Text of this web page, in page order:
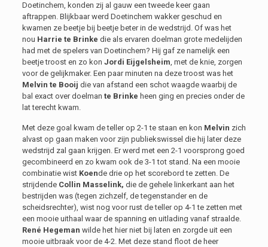
Doetinchem, konden zij al gauw een tweede keer gaan
aftrappen. Blijkbaar werd Doetinchem wakker geschud en
kwamen ze beetje bij beetje beter in de wedstrijd. Of was het
nou Harrie te Brinke die als ervaren doelman grote medelijden
had met de spelers van Doetinchem? Hij gaf ze namelijk een
beetje troost en zo kon Jordi Eijgelsheim, met de knie, zorgen
voor de gelijkmaker. Een paar minuten na deze troost was het
Melvin te Booij die van afstand een schot waagde waarbij de
bal exact over doelman te Brinke heen ging en precies onder de
lat terecht kwam.
Met deze goal kwam de teller op 2-1 te staan en kon Melvin zich
alvast op gaan maken voor zijn publiekswissel die hij later deze
wedstrijd zal gaan krijgen. Er werd met een 2-1 voorsprong goed
gecombineerd en zo kwam ook de 3-1 tot stand. Na een mooie
combinatie wist Koende drie op het scorebord te zetten. De
strijdende Collin Masselink, die de gehele linkerkant aan het
bestrijden was (tegen zichzelf, de tegenstander en de
scheidsrechter), wist nog voor rust de teller op 4-1 te zetten met
een mooie uithaal waar de spanning en uitlading vanaf straalde.
René Hegeman wilde het hier niet bij laten en zorgde uit een
mooie uitbraak voor de 4-2. Met deze stand floot de heer